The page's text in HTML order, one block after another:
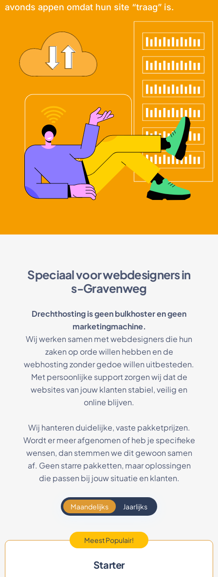
avonds appen omdat hun site “traag” is.
Speciaal voor webdesigners in
s-Gravenweg
Drechthosting is geen bulkhoster en geen
marketingmachine.
Wij werken samen met webdesigners die hun
zaken op orde willen hebben en de
webhosting zonder gedoe willen uitbesteden.
Met persoonlijke support zorgen wij dat de
websites van jouw klanten stabiel, veilig en
online blijven.
Wij hanteren duidelijke, vaste pakketprijzen.
Wordt er meer afgenomen of heb je specifieke
wensen, dan stemmen we dit gewoon samen
af. Geen starre pakketten, maar oplossingen
die passen bij jouw situatie en klanten.
Maandelijks Jaarlijks
Meest Populair!
Starter